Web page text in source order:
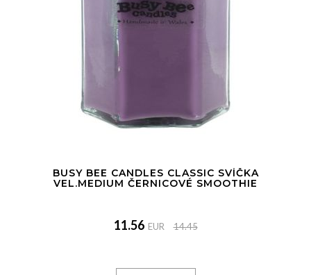
BUSY BEE CANDLES CLASSIC SVÍČKA
VEL.MEDIUM ČERNICOVÉ SMOOTHIE
11.56 EUR 14.45